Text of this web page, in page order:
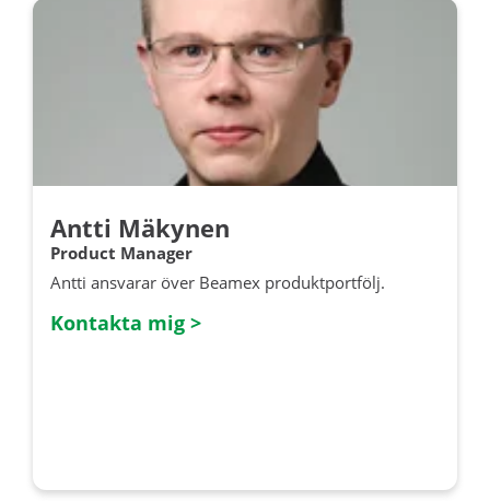
Antti Mäkynen
Product Manager
Antti ansvarar över Beamex produktportfölj.
Kontakta mig >